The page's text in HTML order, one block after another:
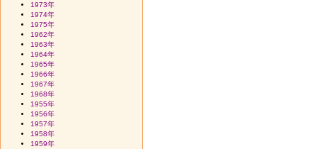
1973年
1974年
1975年
1962年
1963年
1964年
1965年
1966年
1967年
1968年
1955年
1956年
1957年
1958年
1959年